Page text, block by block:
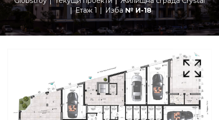
Етаж 1
Изба № И-18